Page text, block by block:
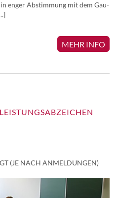
enger Abstimmung mit dem Gau-
MEHR INFO
(JE NACH ANMELDUNGEN)